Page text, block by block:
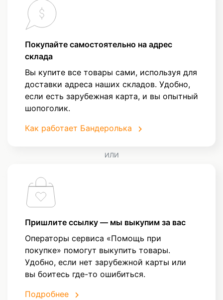
Покупайте самостоятельно на адрес
склада
Вы купите все товары сами, используя для
доставки адреса наших складов. Удобно,
если есть зарубежная карта, и вы опытный
шопоголик.
Как работает Бандеролька
ИЛИ
Пришлите ссылку — мы выкупим за вас
Операторы сервиса «Помощь при
покупке» помогут выкупить товары.
Удобно, если нет зарубежной карты или
вы боитесь где-то ошибиться.
Подробнее